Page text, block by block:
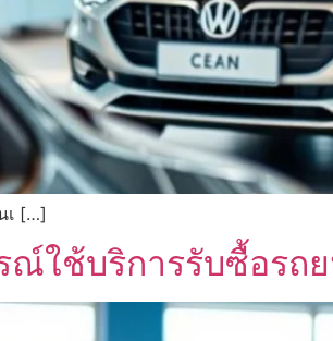
เ […]
ณ์ใช้บริการรับซื้อร